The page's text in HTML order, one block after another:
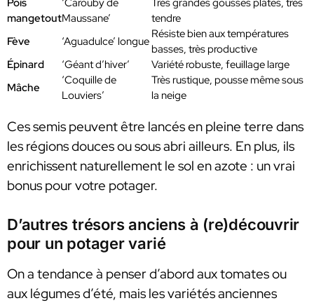
Pois
mangetout
‘Carouby de
Maussane’
Très grandes gousses plates, très
tendre
Fève
‘Aguadulce’ longue
Résiste bien aux températures
basses, très productive
Épinard
‘Géant d’hiver’
Variété robuste, feuillage large
Mâche
‘Coquille de
Louviers’
Très rustique, pousse même sous
la neige
Ces semis peuvent être lancés en pleine terre dans
les régions douces ou sous abri ailleurs. En plus, ils
enrichissent naturellement le sol en azote : un vrai
bonus pour votre potager.
D’autres trésors anciens à (re)découvrir
pour un potager varié
On a tendance à penser d’abord aux tomates ou
aux légumes d’été, mais les variétés anciennes